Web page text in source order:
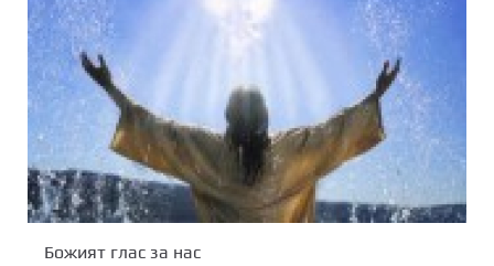
Божият глас за нас